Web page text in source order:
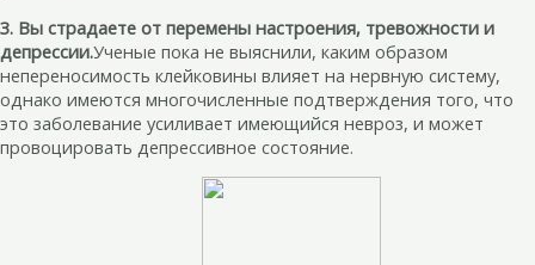
3. Вы страдаете от перемены настроения, тревожности и
депрессии.Ученые пока не выяснили, каким образом
непереносимость клейковины влияет на нервную систему,
однако имеются многочисленные подтверждения того, что
это заболевание усиливает имеющийся невроз, и может
провоцировать депрессивное состояние.